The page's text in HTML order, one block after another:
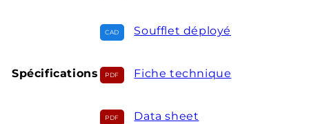
Soufflet déployé
Spécifications Fiche technique
Data sheet